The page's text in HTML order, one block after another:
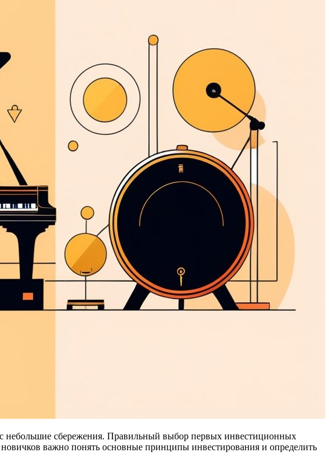
небольшие сбережения. Правильный выбор первых инвестиционных
важно понять основные принципы инвестирования и определить